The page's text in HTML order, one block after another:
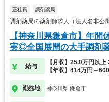
正社員 調剤薬局
調剤薬局の薬剤師求人（法人名非
【神奈川県鎌倉市】年間
実◎全国展開の大手調剤
給与
【月収】25.0万円以
【年収】414万円～
勤務地 神奈川県 鎌倉市